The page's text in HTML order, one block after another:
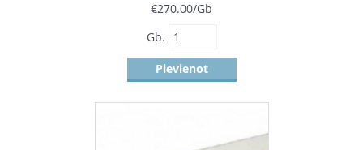
€270.00/Gb
Gb.
Pievienot